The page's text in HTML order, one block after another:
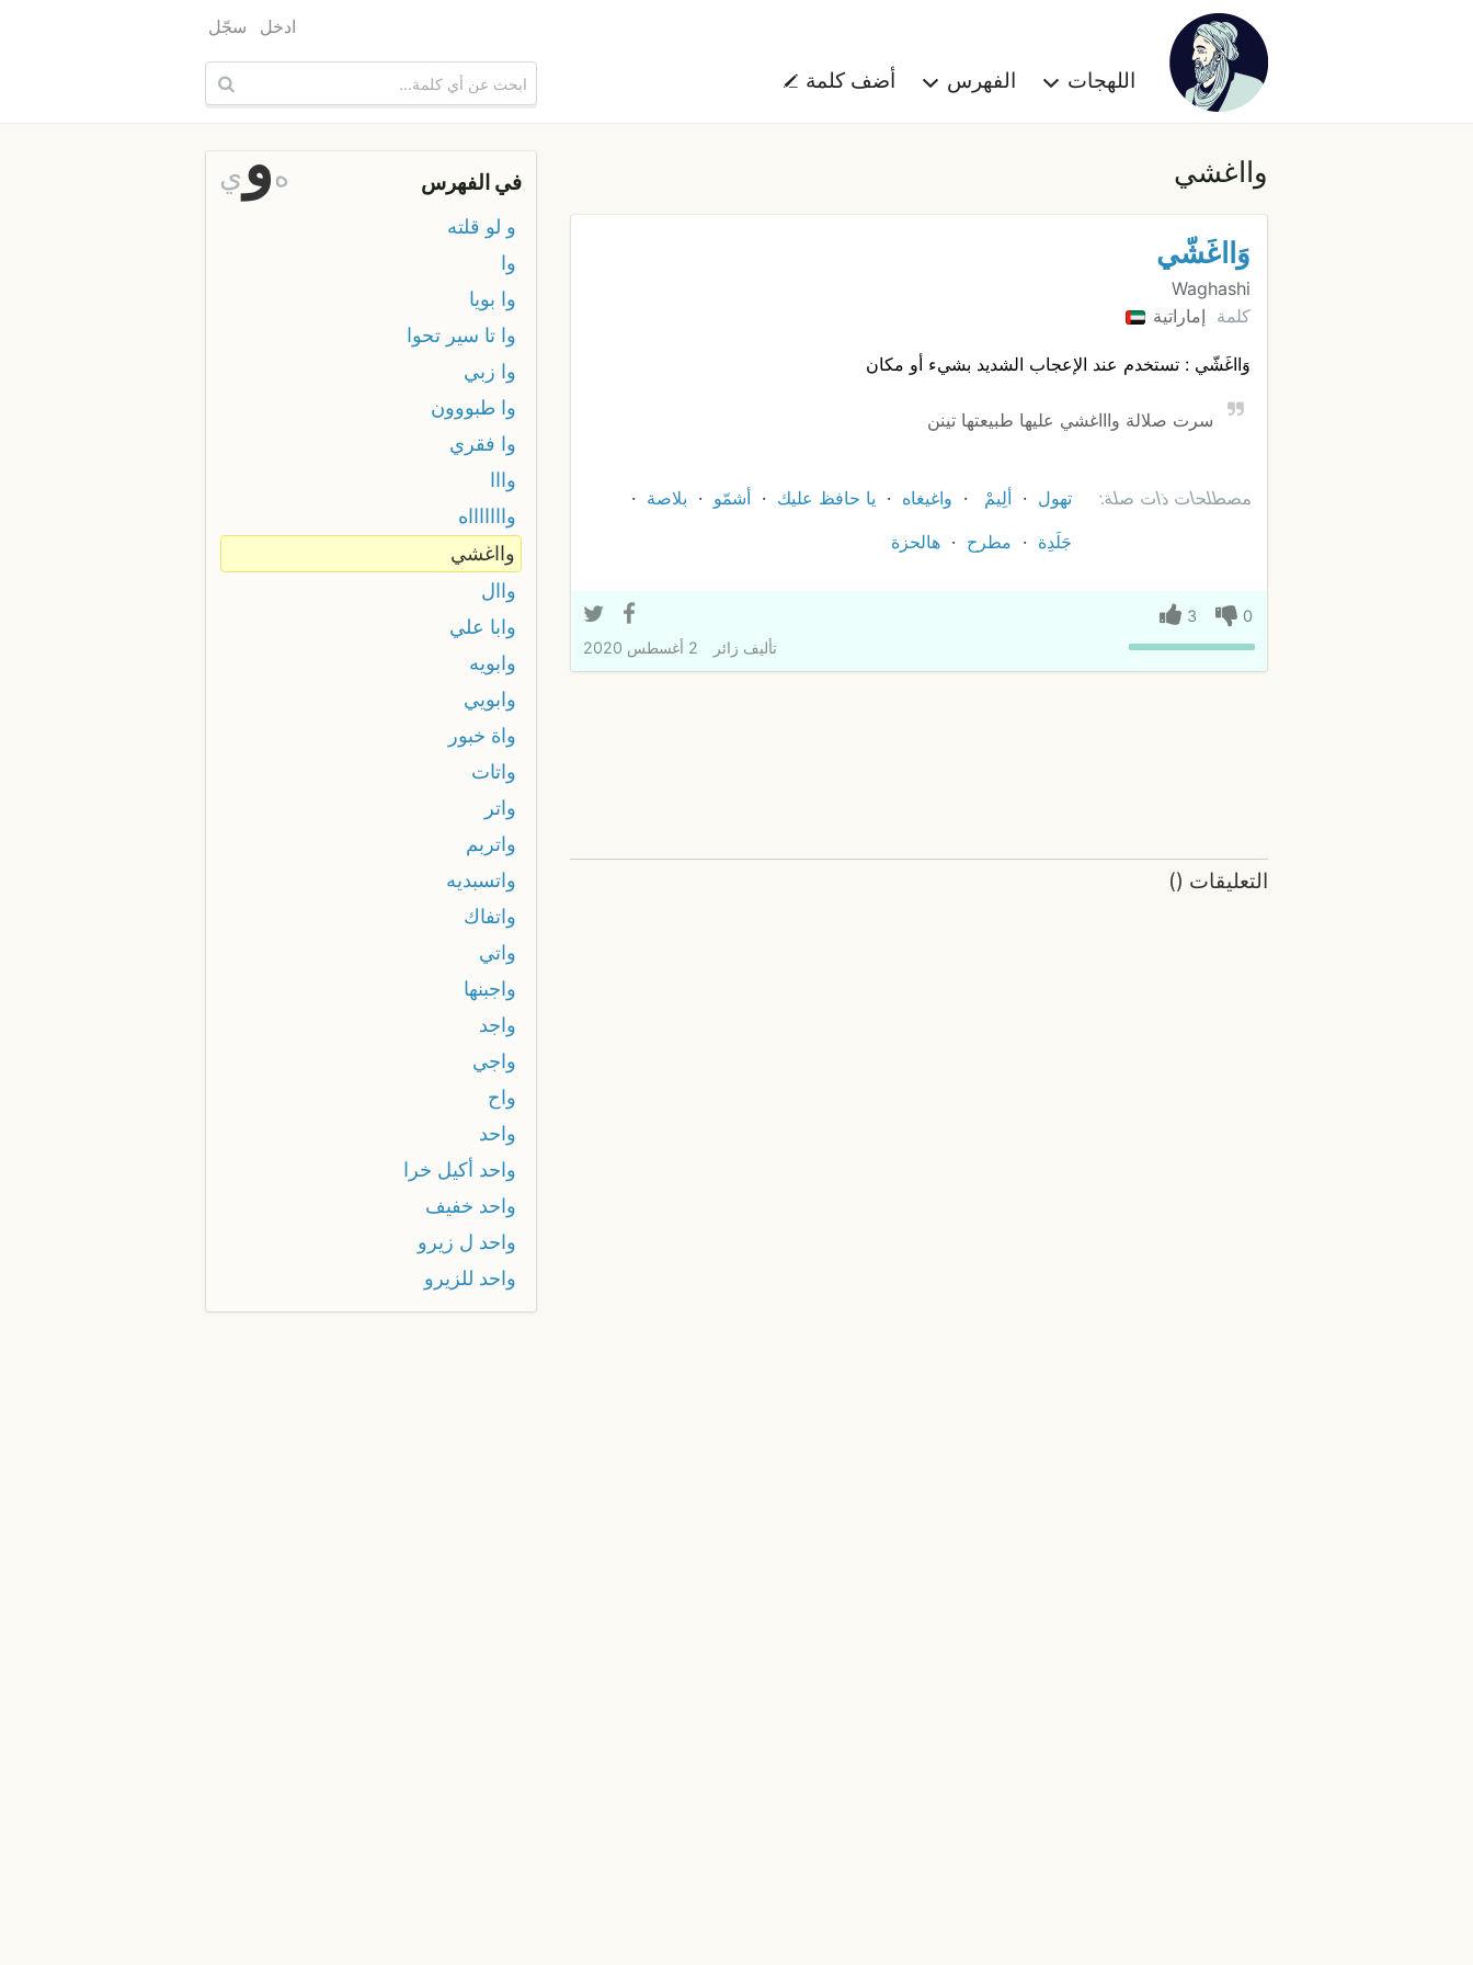
اللهجات الفهرس أضف كلمة
ادخل سجّل
وااغشي
وَااغَشّي
Waghashi
كلمة إماراتية
وَااغَشّي : تستخدم عند الإعجاب الشديد بشيء أو مكان
سرت صلالة واااغشي عليها طبيعتها تينن
مصطلحات ذات صلة: تهول ألِيمْ واغيغاه يا حافظ عليك أشمّو
بلاصة
جَلَدِة
مطرح هالحزة
0
3
تأليف زائر 2 أغسطس 2020
التعليقات (
)
في الفهرس هو ي
و لو قلته
وا
وا بويا
وا تا سير تحوا
وا زبي
وا طبووون
وا فقري
وااا
واااااااه
وااغشي
واال
وابا علي
وابويه
وابويي
واة خبور
واتات
واتر
واتربم
واتسبديه
واتفاك
واتي
واجبنها
واجد
واجي
واح
واحد
واحد أكيل خرا
واحد خفيف
واحد ل زيرو
واحد للزيرو